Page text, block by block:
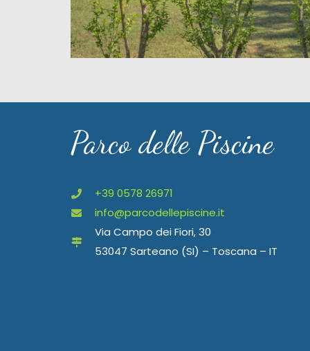
Parco delle Piscine
+39 0578 26971
info@parcodellepiscine.it
Via Campo dei Fiori, 30
53047 Sarteano (SI) – Toscana – IT